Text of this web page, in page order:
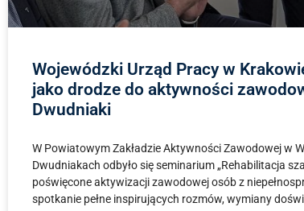
Wojewódzki Urząd Pracy w
jako drodze do aktywności
Dwudniaki
W Powiatowym Zakładzie Aktywności Zawodowej w
Dwudniakach odbyło się seminarium „Rehabilitacja
poświęcone aktywizacji zawodowej osób z
spotkanie pełne inspirujących rozmów, wymiany